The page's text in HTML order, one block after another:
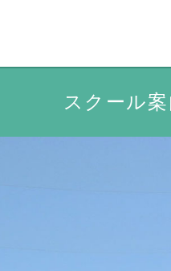
スクール
スクール